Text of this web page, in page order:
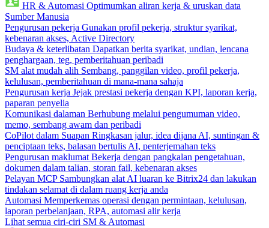
HR & Automasi Optimumkan aliran kerja & uruskan data
Sumber Manusia
Pengurusan pekerja Gunakan profil pekerja, struktur syarikat,
kebenaran akses, Active Directory
Budaya & keterlibatan Dapatkan berita syarikat, undian, lencana
penghargaan, teg, pemberitahuan peribadi
SM alat mudah alih Sembang, panggilan video, profil pekerja,
kelulusan, pemberitahuan di mana-mana sahaja
Pengurusan kerja Jejak prestasi pekerja dengan KPI, laporan kerja,
paparan penyelia
Komunikasi dalaman Berhubung melalui pengumuman video,
memo, sembang awam dan peribadi
CoPilot dalam Suapan Ringkasan jalur, idea dijana AI, suntingan &
penciptaan teks, balasan bertulis AI, penterjemahan teks
Pengurusan maklumat Bekerja dengan pangkalan pengetahuan,
dokumen dalam talian, storan fail, kebenaran akses
Pelayan MCP Sambungkan alat AI luaran ke Bitrix24 dan lakukan
tindakan selamat di dalam ruang kerja anda
Automasi Memperkemas operasi dengan permintaan, kelulusan,
laporan perbelanjaan, RPA, automasi alir kerja
Lihat semua ciri-ciri SM & Automasi